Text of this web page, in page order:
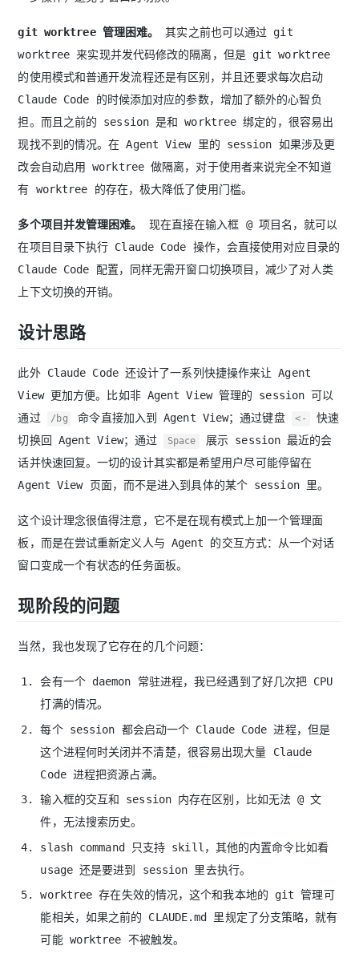
git worktree 管理困难。
其实之前也可以通过 git
worktree 来实现并发代码修改的隔离，但是 git worktree
的使用模式和普通开发流程还是有区别，并且还要求每次启动
Claude Code 的时候添加对应的参数，增加了额外的心智负
担。而且之前的 session 是和 worktree 绑定的，很容易出
现找不到的情况。在 Agent View 里的 session 如果涉及更
改会自动启用 worktree 做隔离，对于使用者来说完全不知道
有 worktree 的存在，极大降低了使用门槛。
多个项目并发管理困难。
现在直接在输入框 @ 项目名，就可以
在项目目录下执行 Claude Code 操作，会直接使用对应目录的
Claude Code 配置，同样无需开窗口切换项目，减少了对人类
上下文切换的开销。
设计思路
此外 Claude Code 还设计了一系列快捷操作来让 Agent
View 更加方便。比如非 Agent View 管理的 session 可以
通过
/bg 命令直接加入到 Agent View；通过键盘 <-
快速
切换回 Agent View；通过
Space
展示 session 最近的会
话并快速回复。一切的设计其实都是希望用户尽可能停留在
Agent View 页面，而不是进入到具体的某个 session 里。
这个设计理念很值得注意，它不是在现有模式上加一个管理面
板，而是在尝试重新定义人与 Agent 的交互方式：从一个对话
窗口变成一个有状态的任务面板。
现阶段的问题
当然，我也发现了它存在的几个问题：
会有一个 daemon 常驻进程，我已经遇到了好几次把 CPU
打满的情况。
每个 session 都会启动一个 Claude Code 进程，但是
这个进程何时关闭并不清楚，很容易出现大量 Claude
Code 进程把资源占满。
输入框的交互和 session 内存在区别，比如无法 @ 文
件，无法搜索历史。
slash command 只支持 skill，其他的内置命令比如看
usage 还是要进到 session 里去执行。
worktree 存在失效的情况，这个和我本地的 git 管理可
能相关，如果之前的 CLAUDE.md 里规定了分支策略，就有
可能 worktree 不被触发。